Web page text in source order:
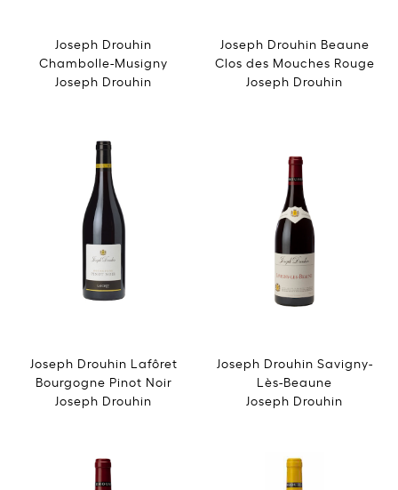
Joseph Drouhin
Chambolle-Musigny
Joseph Drouhin
Joseph Drouhin Beaune
Clos des Mouches Rouge
Joseph Drouhin
Joseph Drouhin Lafôret
Bourgogne Pinot Noir
Joseph Drouhin
Joseph Drouhin Savigny-
Lès-Beaune
Joseph Drouhin